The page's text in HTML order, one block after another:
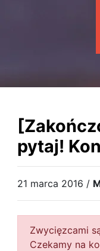
pytaj!
21 marca 2016 /
Zwycięzcami
Czekamy na